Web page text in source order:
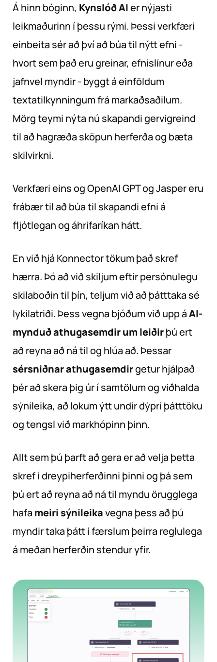
Á hinn bóginn, Kynslóð AIer nýjasti
leikmaðurinn í þessu rými. Þessi verkfæri
einbeita sér að því að búa til nýtt efni -
hvort sem það eru greinar, efnislínur eða
jafnvel myndir - byggt á einföldum
textatilkynningum frá markaðsaðilum.
Mörg teymi nýta nú skapandi gervigreind
til að hagræða sköpun herferða og bæta
skilvirkni.
Verkfæri eins og OpenAI GPT og Jasper eru
frábær til að búa til skapandi efni á
fljótlegan og áhrifaríkan hátt.
En við hjá Konnector tökum það skref
hærra. Þó að við skiljum eftir persónulegu
skilaboðin til þín, teljum við að þátttaka sé
lykilatriði. Þess vegna bjóðum við upp áAI-
mynduð athugasemdir um leiðirþú ert
að reyna að ná til og hlúa að. Þessar
sérsniðnar athugasemdirgetur hjálpað
þér að skera þig úr í samtölum og viðhalda
sýnileika, að lokum ýtt undir dýpri þátttöku
og tengsl við markhópinn þinn.
Allt sem þú þarft að gera er að velja þetta
skref í dreypiherferðinni þinni og þá sem
þú ert að reyna að ná til myndu örugglega
hafa meiri sýnileikavegna þess að þú
myndir taka þátt í færslum þeirra reglulega
á meðan herferðin stendur yfir.